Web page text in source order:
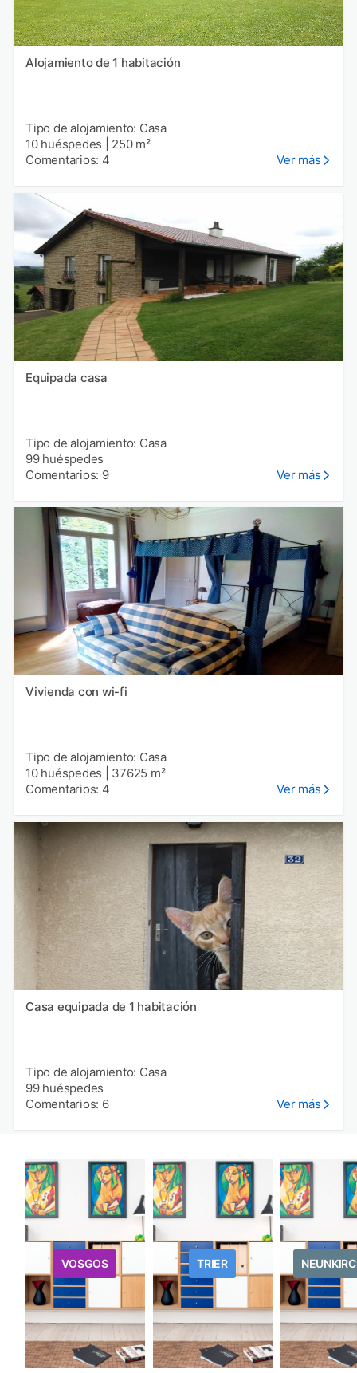
Alojamiento de 1 habitación
Tipo de alojamiento: Casa
10 huéspedes
250 m²
Comentarios: 4
Ver más
Equipada casa
Tipo de alojamiento: Casa
99 huéspedes
Comentarios: 9
Ver más
Vivienda con wi-fi
Tipo de alojamiento: Casa
10 huéspedes
37625 m²
Comentarios: 4
Ver más
Casa equipada de 1 habitación
Tipo de alojamiento: Casa
99 huéspedes
Comentarios: 6
Ver más
VOSGOS TRIER